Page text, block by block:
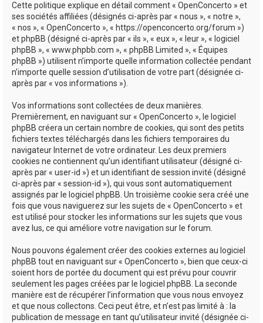
Cette politique explique en détail comment « OpenConcerto » et
ses sociétés affiliées (désignés ci-après par « nous », « notre »,
« nos », « OpenConcerto », « https://openconcerto.org/forum »)
et phpBB (désigné ci-après par « ils », « eux », « leur », « logiciel
phpBB », « www.phpbb.com », « phpBB Limited », « Équipes
phpBB ») utilisent n’importe quelle information collectée pendant
n’importe quelle session d’utilisation de votre part (désignée ci-
après par « vos informations »).
Vos informations sont collectées de deux manières.
Premièrement, en naviguant sur « OpenConcerto », le logiciel
phpBB créera un certain nombre de cookies, qui sont des petits
fichiers textes téléchargés dans les fichiers temporaires du
navigateur Internet de votre ordinateur. Les deux premiers
cookies ne contiennent qu’un identifiant utilisateur (désigné ci-
après par « user-id ») et un identifiant de session invité (désigné
ci-après par « session-id »), qui vous sont automatiquement
assignés par le logiciel phpBB. Un troisième cookie sera créé une
fois que vous naviguerez sur les sujets de « OpenConcerto » et
est utilisé pour stocker les informations sur les sujets que vous
avez lus, ce qui améliore votre navigation sur le forum.
Nous pouvons également créer des cookies externes au logiciel
phpBB tout en naviguant sur « OpenConcerto », bien que ceux-ci
soient hors de portée du document qui est prévu pour couvrir
seulement les pages créées par le logiciel phpBB. La seconde
manière est de récupérer l’information que vous nous envoyez
et que nous collectons. Ceci peut être, et n’est pas limité à : la
publication de message en tant qu’utilisateur invité (désignée ci-